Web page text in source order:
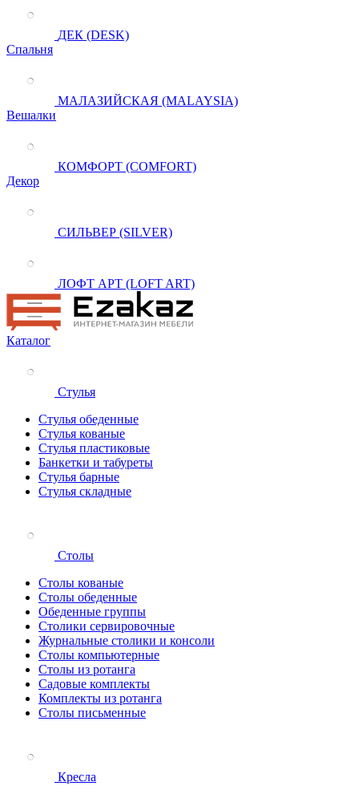
ДЕК (DESK)
Спальня
МАЛАЗИЙСКАЯ (MALAYSIA)
Вешалки
КОМФОРТ (COMFORT)
Декор
СИЛЬВЕР (SILVER)
ЛОФТ АРТ (LOFT ART)
Каталог
Стулья
Стулья обеденные
Стулья кованые
Стулья пластиковые
Банкетки и табуреты
Стулья барные
Стулья складные
Столы
Столы кованые
Столы обеденные
Обеденные группы
Столики сервировочные
Журнальные столики и консоли
Столы компьютерные
Столы из ротанга
Садовые комплекты
Комплекты из ротанга
Столы письменные
Кресла